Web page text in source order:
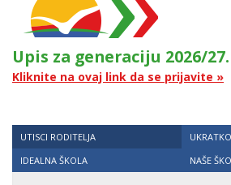
Upis za generaciju 2026/
Kliknite na ovaj link da se prijavite »
UTISCI RODITELJA
IDEALNA ŠKOLA
NAŠE